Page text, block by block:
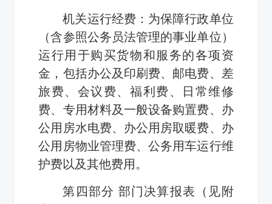
机关运行经费：为保障行政单位
（含参照公务员法管理的事业单位）
运行用于购买货物和服务的各项资
金，包括办公及印刷费、邮电费、差
旅费、会议费、福利费、日常维修
费、专用材料及一般设备购置费、办
公用房水电费、办公用房取暖费、办
公用房物业管理费、公务用车运行维
护费以及其他费用。
第四部分 部门决算报表（见附